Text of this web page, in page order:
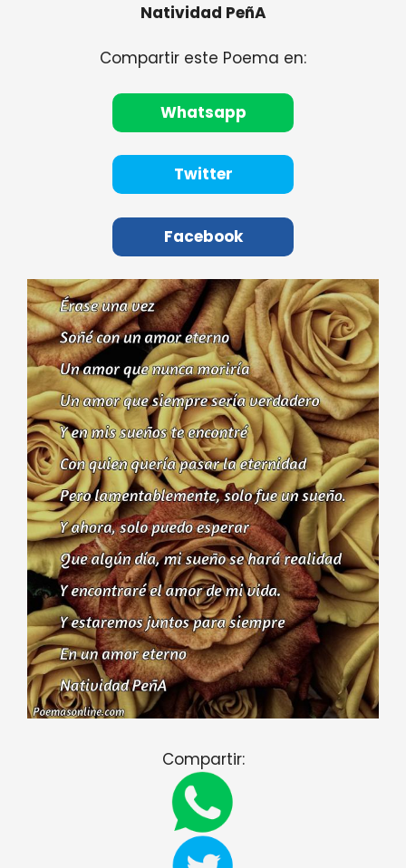
Natividad PeñA
Compartir este Poema en:
Whatsapp
Twitter
Facebook
Compartir: